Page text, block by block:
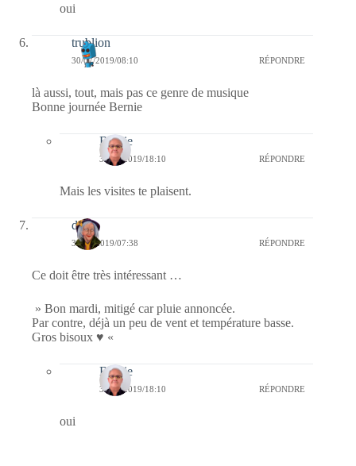
oui
trublion
30/07/2019/08:10 RÉPONDRE
là aussi, tout, mais pas ce genre de musique
Bonne journée Bernie
Bernie
31/07/2019/18:10 RÉPONDRE
Mais les visites te plaisent.
dom
30/07/2019/07:38 RÉPONDRE
Ce doit être très intéressant …
» Bon mardi, mitigé car pluie annoncée.
Par contre, déjà un peu de vent et température basse.
Gros bisoux ♥ «
Bernie
31/07/2019/18:10 RÉPONDRE
oui